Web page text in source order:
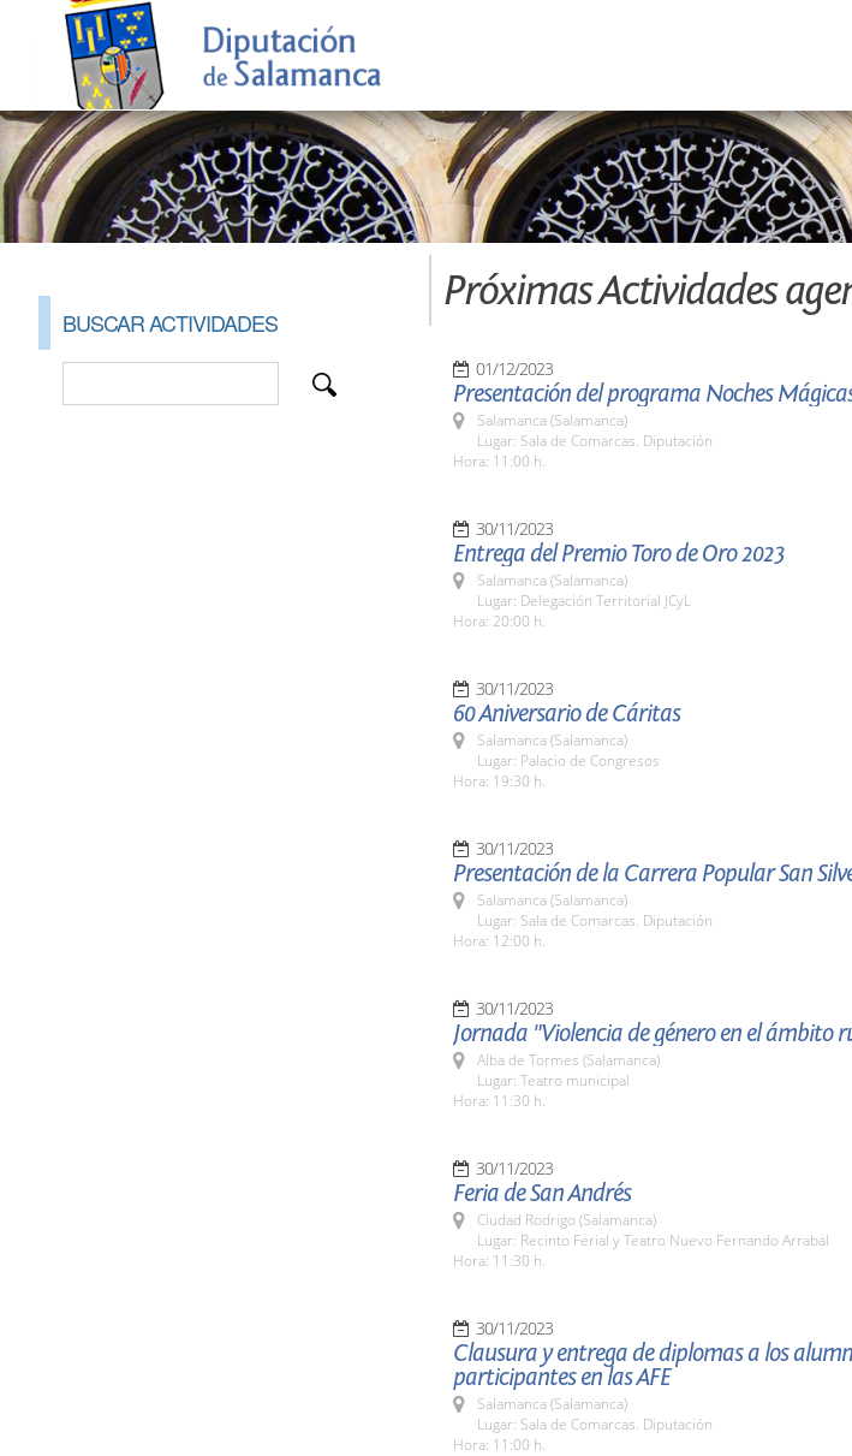
BUSCAR ACTIVIDADES
Próximas Actividades
01/12/2023
Presentación del programa Noches
Salamanca (Salamanca)
Lugar: Sala de Comarcas. Diputación
Hora: 11:00 h.
30/11/2023
Entrega del Premio Toro de Oro 2023
Salamanca (Salamanca)
Lugar: Delegación Territorial JCyL
Hora: 20:00 h.
30/11/2023
60 Aniversario de Cáritas
Salamanca (Salamanca)
Lugar: Palacio de Congresos
Hora: 19:30 h.
30/11/2023
Presentación de la Carrera Popular San
Salamanca (Salamanca)
Lugar: Sala de Comarcas. Diputación
Hora: 12:00 h.
30/11/2023
Jornada "Violencia de género en el ámbito
Alba de Tormes (Salamanca)
Lugar: Teatro municipal
Hora: 11:30 h.
30/11/2023
Feria de San Andrés
Ciudad Rodrigo (Salamanca)
Lugar: Recinto Ferial y Teatro Nuevo Fernando Arrabal
Hora: 11:30 h.
30/11/2023
Clausura y entrega de diplomas a los
participantes en las AFE
Salamanca (Salamanca)
Lugar: Sala de Comarcas. Diputación
Hora: 11:00 h.